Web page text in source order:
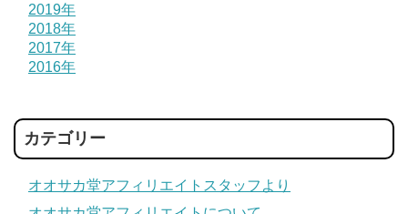
2019年
2018年
2017年
2016年
カテゴリー
オオサカ堂アフィリエイトスタッフより